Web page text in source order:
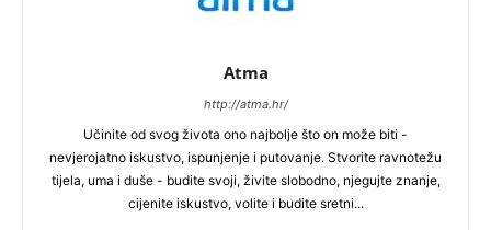
Atma
http://atma.hr/
Učinite od svog života ono najbolje što on može biti -
nevjerojatno iskustvo, ispunjenje i putovanje. Stvorite ravnotežu
tijela, uma i duše - budite svoji, živite slobodno, njegujte znanje,
cijenite iskustvo, volite i budite sretni...